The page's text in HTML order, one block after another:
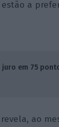
a
juro em 75
revela, ao